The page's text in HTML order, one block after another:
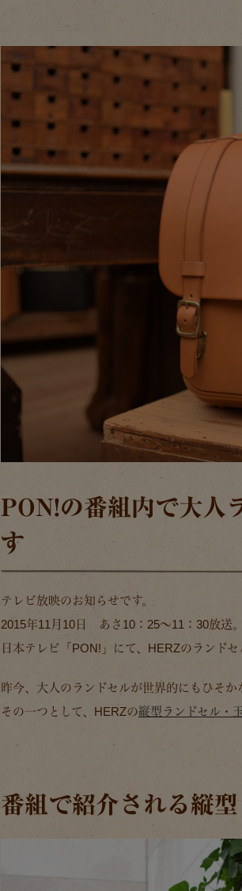
PON!の番組内で大人
す
テレビ放映のお知らせです。
2015年11月10日 あさ10：25～11：30放送。
日本テレビ「PON!」にて、HERZのランドセ
昨今、大人のランドセルが世界的にもひそか
その一つとして、HERZの縦型ランドセル・
番組で紹介される縦